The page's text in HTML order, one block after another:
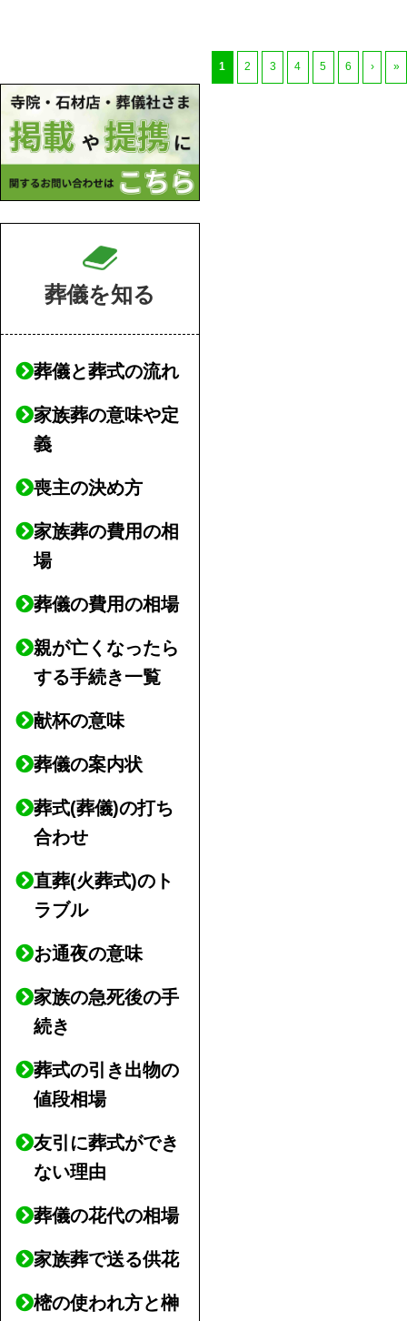
1 2 3 4 5 6 › »
葬儀を知る
葬儀と葬式の流れ
家族葬の意味や定
義
喪主の決め方
家族葬の費用の相
場
葬儀の費用の相場
親が亡くなったら
する手続き一覧
献杯の意味
葬儀の案内状
葬式(葬儀)の打ち
合わせ
直葬(火葬式)のト
ラブル
お通夜の意味
家族の急死後の手
続き
葬式の引き出物の
値段相場
友引に葬式ができ
ない理由
葬儀の花代の相場
家族葬で送る供花
樒の使われ方と榊